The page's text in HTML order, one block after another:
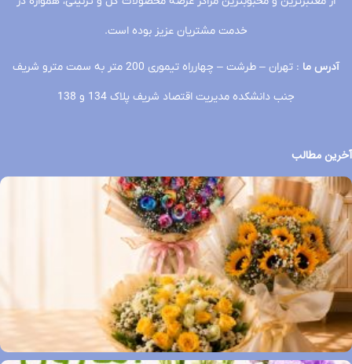
خدمت مشتریان عزیز بوده است.
آدرس ما
: تهران – طرشت – چهارراه تیموری 200 متر به سمت مترو شریف
جنب دانشکده مدیریت اقتصاد شریف پلاک 134 و 138
آخرین مطالب